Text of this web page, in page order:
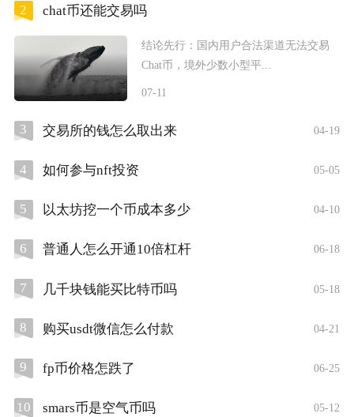
2 chat币还能交易吗
结论先行：国内用户合法渠道无法交易
Chat币，境外少数小型平...
07-11
3 交易所的钱怎么取出来 04-19
4 如何参与nft投资 05-05
5 以太坊挖一个币成本多少 04-10
6 普通人怎么开通10倍杠杆 06-18
7 几千块钱能买比特币吗 05-18
8 购买usdt微信怎么付款 04-21
9 fp币价格怎跌了 06-25
10 smars币是空气币吗 05-12